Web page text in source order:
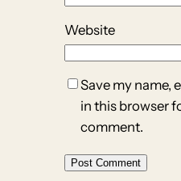
Website
Save my name,
in this browser
comment.